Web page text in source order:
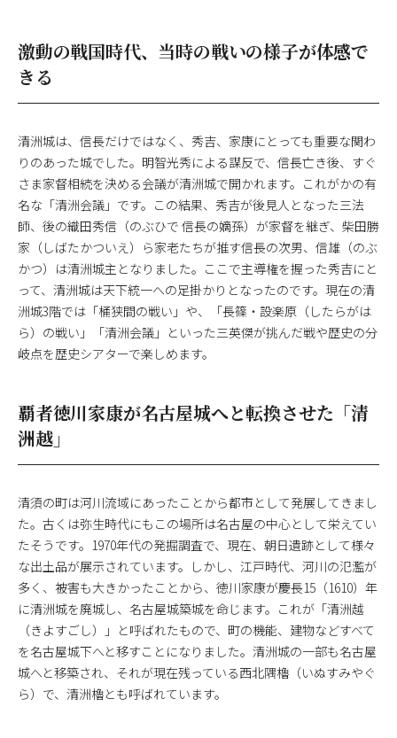
激動の戦国時代、当時の戦いの様子が体感で
きる
清洲城は、信長だけではなく、秀吉、家康にとっても重要な関わ
りのあった城でした。明智光秀による謀反で、信長亡き後、すぐ
さま家督相続を決める会議が清洲城で開かれます。これがかの有
名な「清洲会議」です。この結果、秀吉が後見人となった三法
師、後の織田秀信（のぶひで 信長の嫡孫）が家督を継ぎ、柴田勝
家（しばたかついえ）ら家老たちが推す信長の次男、信雄（のぶ
かつ）は清洲城主となりました。ここで主導権を握った秀吉にと
って、清洲城は天下統一への足掛かりとなったのです。現在の清
洲城3階では「桶狭間の戦い」や、「長篠・設楽原（したらがは
ら）の戦い」「清洲会議」といった三英傑が挑んだ戦や歴史の分
岐点を歴史シアターで楽しめます。
覇者徳川家康が名古屋城へと転換させた「清
洲越」
清須の町は河川流域にあったことから都市として発展してきまし
た。古くは弥生時代にもこの場所は名古屋の中心として栄えてい
たそうです。1970年代の発掘調査で、現在、朝日遺跡として様々
な出土品が展示されています。しかし、江戸時代、河川の氾濫が
多く、被害も大きかったことから、徳川家康が慶長15（1610）年
に清洲城を廃城し、名古屋城築城を命じます。これが「清洲越
（きよすごし）」と呼ばれたもので、町の機能、建物などすべて
を名古屋城下へと移すことになりました。清洲城の一部も名古屋
城へと移築され、それが現在残っている西北隅櫓（いぬすみやぐ
ら）で、清洲櫓とも呼ばれています。